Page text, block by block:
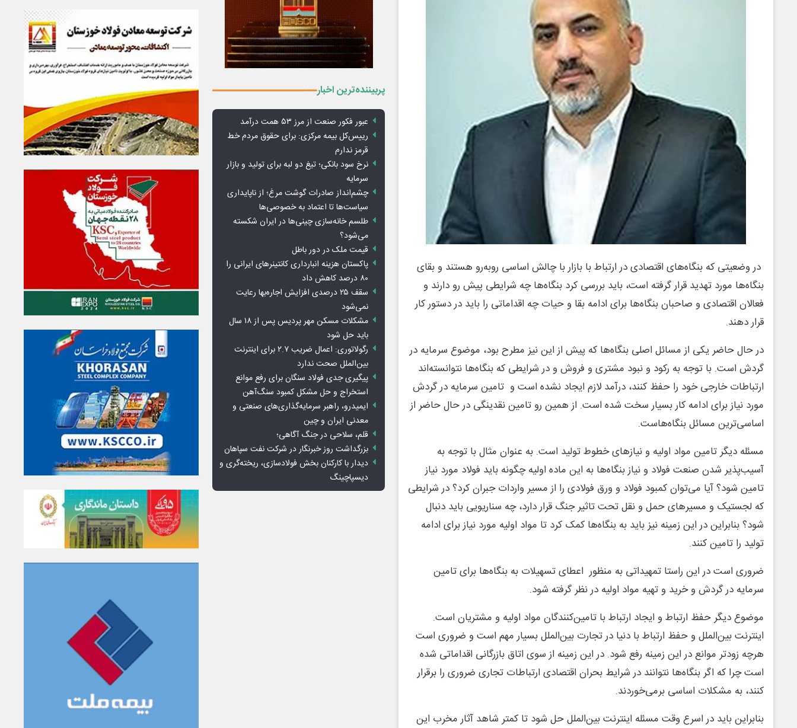
در وضعیتی که بنگاه‌های اقتصادی در ارتباط با بازار با چالش اساسی روبه‌رو هستند و بقای
بنگاه‌ها مورد تهدید قرار گرفته است، باید بررسی کرد بنگاه‌ها چه شرایطی پیش رو دارند و
فعالان اقتصادی و صاحبان بنگاه‌ها برای ادامه بقا و حیات چه اقداماتی را باید در دستور کار
قرار دهند.
در حال حاضر یکی از مسائل اصلی بنگاه‌ها که پیش از این نیز مطرح بود، موضوع سرمایه در
گردش است. با توجه به رکود و نبود مشتری و فروش و در شرایطی که بنگاه‌ها نتوانسته‌اند
ارتباطات خارجی خود را حفظ کنند، درآمد لازم ایجاد نشده است و تامین سرمایه در گردش
مورد نیاز برای ادامه کار بسیار سخت شده است. از همین رو تامین نقدینگی در حال حاضر از
اساسی‌ترین مسائل بنگاه‌هاست.
مسئله دیگر تامین مواد اولیه و نیازهای خطوط تولید است. به عنوان مثال با توجه به
آسیب‌پذیر شدن صنعت فولاد و نیاز بنگاه‌ها به این ماده اولیه چگونه باید فولاد مورد نیاز
تامین شود؟ آیا می‌توان کمبود فولاد و ورق فولادی را از مسیر واردات جبران کرد؟ در شرایطی
که لجستیک و مسیرهای حمل و نقل تحت تاثیر جنگ قرار دارد، چه سناریویی باید دنبال
شود؟ بنابراین در این زمینه نیز باید به بنگاه‌ها کمک کرد تا مواد اولیه مورد نیاز برای ادامه
تولید را تامین کنند.
ضروری است در این راستا تمهیداتی به منظور اعطای تسهیلات به بنگاه‌ها برای تامین
سرمایه در گردش و خرید و تهیه مواد اولیه در نظر گرفته شود.
موضوع دیگر حفظ ارتباط و ایجاد ارتباط با تامین‌کنندگان مواد اولیه و مشتریان است.
اینترنت بین‌الملل و حفظ ارتباط با دنیا در تجارت بین‌‌الملل بسیار مهم است و ضروری است
هرچه زودتر موانع در این زمینه رفع شود. در این زمینه از سوی اتاق بازرگانی اقداماتی شده
است چرا که اگر بنگاه‌ها نتوانند در شرایط بحران اقتصادی ارتباطات تجاری ضروری را برقرار
کنند، به مشکلات اساسی برمی‌خوردند.
بنابراین باید در اسرع وقت مسئله اینترنت بین‌الملل حل شود تا کمتر شاهد آثار مخرب این
پربیننده‌ترین اخبار
عبور فکور صنعت از مرز ۵۳ همت درآمد
رییس‌کل بیمه مرکزی: برای حقوق مردم خط
قرمز ندارم
نرخ سود بانکی؛ تیغ دو لبه برای تولید و بازار
سرمایه
چشم‌انداز صادرات گوشت مرغ؛ از ناپایداری
سیاست‌ها تا اعتماد به خصوصی‌ها
طلسم خانه‌سازی چینی‌ها در ایران شکسته
می‌شود؟
قیمت ملک در دور باطل
پاکستان هزینه انبارداری کانتینرهای ایرانی را
۸۰ درصد کاهش داد
سقف ۲۵ درصدی افزایش اجاره‌بها رعایت
نمی‌شود
مشکلات مسکن مهر پردیس پس از ۱۸ سال
باید حل شود
رگولاتوری: اعمال ضریب ۲.۷ برای اینترنت
بین‌الملل صحت ندارد
پیگیری جدی فولاد سنگان برای رفع موانع
استخراج و حل مشکل کمبود سنگ‌آهن
ایمیدرو، راهبر سرمایه‌گذاری‌های صنعتی و
معدنی ایران و چین
قلم، سلاحی در جنگ آگاهی؛
بزرگداشت روز خبرنگار در شرکت نفت سپاهان
دیدار با کارکنان بخش فولادسازی، ریخته‌گری و
دیسپاچینگ